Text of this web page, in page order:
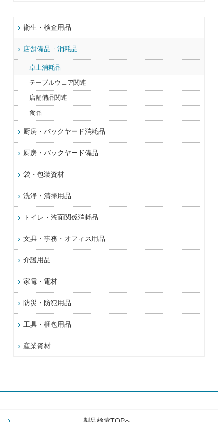
衛生・検査用品
店舗備品・消耗品
卓上消耗品
テーブルウェア関連
店舗備品関連
食品
厨房・バックヤード消耗品
厨房・バックヤード備品
袋・包装資材
洗浄・清掃用品
トイレ・洗面関係消耗品
文具・事務・オフィス用品
介護用品
家電・電材
防災・防犯用品
工具・梱包用品
産業資材